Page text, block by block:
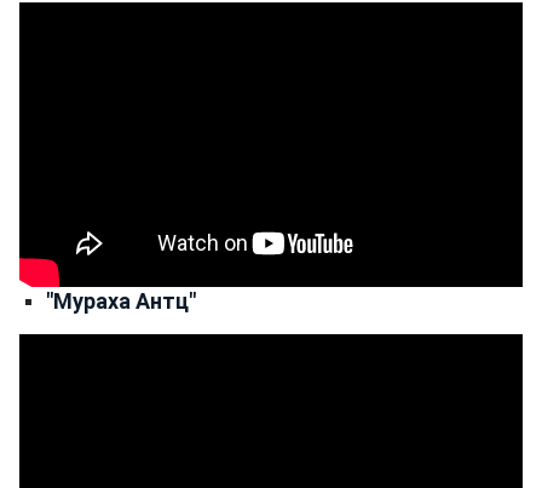
"Мураха Антц"